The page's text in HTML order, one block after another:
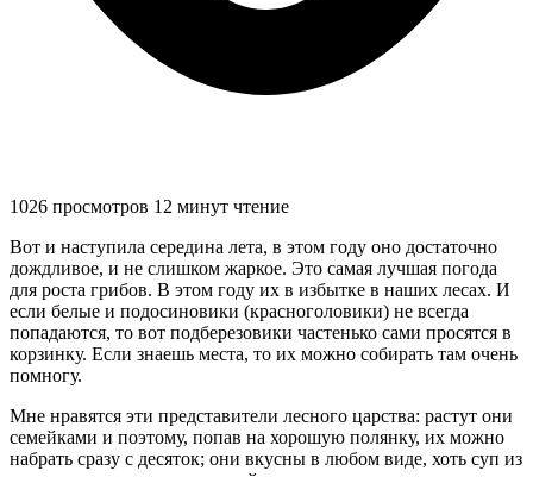
1026 просмотров 12 минут чтение
Вот и наступила середина лета, в этом году оно достаточно
дождливое, и не слишком жаркое. Это самая лучшая погода
для роста грибов. В этом году их в избытке в наших лесах. И
если белые и подосиновики (красноголовики) не всегда
попадаются, то вот подберезовики частенько сами просятся в
корзинку. Если знаешь места, то их можно собирать там очень
помногу.
Мне нравятся эти представители лесного царства: растут они
семейками и поэтому, попав на хорошую полянку, их можно
набрать сразу с десяток; они вкусны в любом виде, хоть суп из